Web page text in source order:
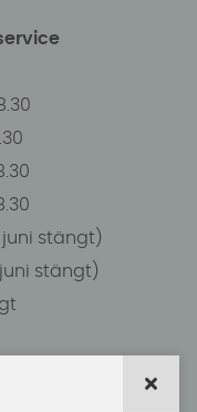
juni stängt)
juni stängt)
från